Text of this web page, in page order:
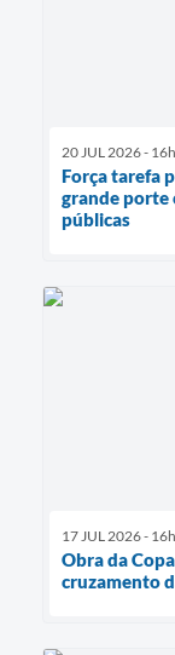
20 JUL 2026 -
Força tarefa
grande porte
públicas
17 JUL 2026 -
Obra da
cruzamento